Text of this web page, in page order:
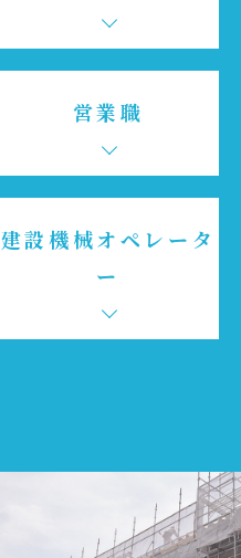
営業職
建設機械オペレータ
ー